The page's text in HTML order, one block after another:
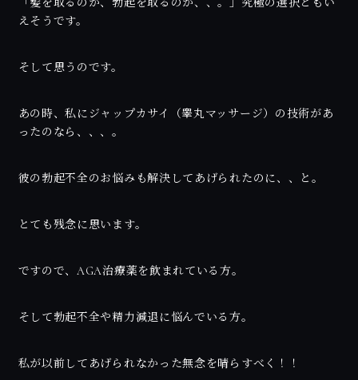
「髪を取るのか、勃起を取るのか、、。」究極の選択ともい
えそうです。
そして思うのです。
あの時、私にジャップカサイ（睾丸マッサージ）の技術があ
ったのなら、、、。
彼の勃起不全のお悩みも解決してあげられたのに、、と。
とても残念に思います。
ですので、AGA治療薬を飲まれている方。
そして勃起不全や精力減退に悩んでいる方。
私が以前してあげられなかった無念を晴らすべく！！